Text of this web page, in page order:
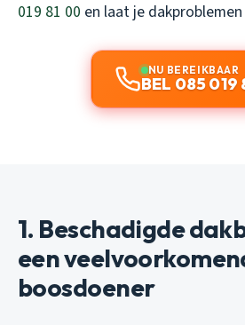
019 81 00 en laat je
NU BEREIKBAAR
BEL 085 019
1. Beschadigde
een
boosdoener